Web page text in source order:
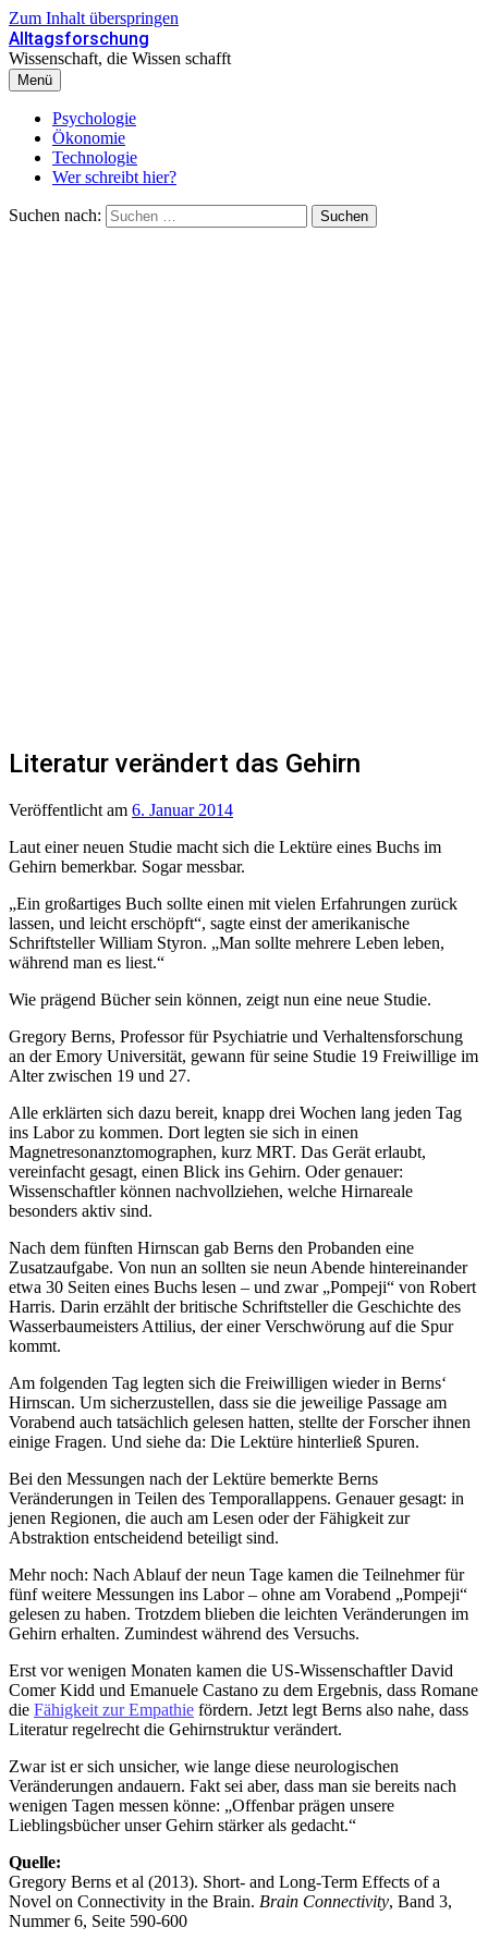
Zum Inhalt überspringen
Alltagsforschung
Wissenschaft, die Wissen schafft
Menü
Psychologie
Ökonomie
Technologie
Wer schreibt hier?
Suchen nach:
Literatur verändert das Gehirn
Veröffentlicht am 6. Januar 2014
Laut einer neuen Studie macht sich die Lektüre eines Buchs im
Gehirn bemerkbar. Sogar messbar.
„Ein großartiges Buch sollte einen mit vielen Erfahrungen zurück
lassen, und leicht erschöpft“, sagte einst der amerikanische
Schriftsteller William Styron. „Man sollte mehrere Leben leben,
während man es liest.“
Wie prägend Bücher sein können, zeigt nun eine neue Studie.
Gregory Berns, Professor für Psychiatrie und Verhaltensforschung
an der Emory Universität, gewann für seine Studie 19 Freiwillige im
Alter zwischen 19 und 27.
Alle erklärten sich dazu bereit, knapp drei Wochen lang jeden Tag
ins Labor zu kommen. Dort legten sie sich in einen
Magnetresonanztomographen, kurz MRT. Das Gerät erlaubt,
vereinfacht gesagt, einen Blick ins Gehirn. Oder genauer:
Wissenschaftler können nachvollziehen, welche Hirnareale
besonders aktiv sind.
Nach dem fünften Hirnscan gab Berns den Probanden eine
Zusatzaufgabe. Von nun an sollten sie neun Abende hintereinander
etwa 30 Seiten eines Buchs lesen – und zwar „Pompeji“ von Robert
Harris. Darin erzählt der britische Schriftsteller die Geschichte des
Wasserbaumeisters Attilius, der einer Verschwörung auf die Spur
kommt.
Am folgenden Tag legten sich die Freiwilligen wieder in Berns‘
Hirnscan. Um sicherzustellen, dass sie die jeweilige Passage am
Vorabend auch tatsächlich gelesen hatten, stellte der Forscher ihnen
einige Fragen. Und siehe da: Die Lektüre hinterließ Spuren.
Bei den Messungen nach der Lektüre bemerkte Berns
Veränderungen in Teilen des Temporallappens. Genauer gesagt: in
jenen Regionen, die auch am Lesen oder der Fähigkeit zur
Abstraktion entscheidend beteiligt sind.
Mehr noch: Nach Ablauf der neun Tage kamen die Teilnehmer für
fünf weitere Messungen ins Labor – ohne am Vorabend „Pompeji“
gelesen zu haben. Trotzdem blieben die leichten Veränderungen im
Gehirn erhalten. Zumindest während des Versuchs.
Erst vor wenigen Monaten kamen die US-Wissenschaftler David
Comer Kidd und Emanuele Castano zu dem Ergebnis, dass Romane
die Fähigkeit zur Empathie fördern. Jetzt legt Berns also nahe, dass
Literatur regelrecht die Gehirnstruktur verändert.
Zwar ist er sich unsicher, wie lange diese neurologischen
Veränderungen andauern. Fakt sei aber, dass man sie bereits nach
wenigen Tagen messen könne: „Offenbar prägen unsere
Lieblingsbücher unser Gehirn stärker als gedacht.“
Quelle:
Gregory Berns et al (2013). Short- and Long-Term Effects of a
Novel on Connectivity in the Brain. Brain Connectivity, Band 3,
Nummer 6, Seite 590-600